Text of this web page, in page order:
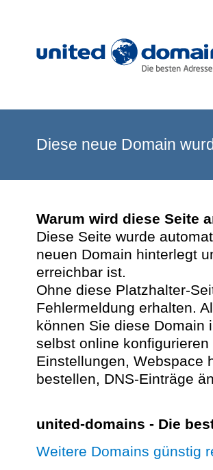
Diese neue Domain
Warum wird diese Seite
Diese Seite wurde
neuen Domain hinterlegt
erreichbar ist.
Ohne diese Platzhalter-
Fehlermeldung erhalten.
können Sie diese Domain
selbst online
Einstellungen, Webspace
bestellen, DNS-Einträge
united-domains - Die
Weitere Domains günstig